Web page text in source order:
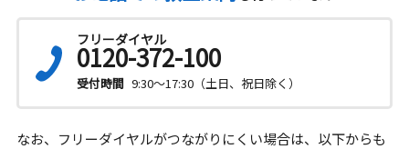
フリーダイヤル
0120-372-100
受付時間 9:30～17:30（土日、祝日除く）
なお、フリーダイヤルがつながりにくい場合は、以下からも